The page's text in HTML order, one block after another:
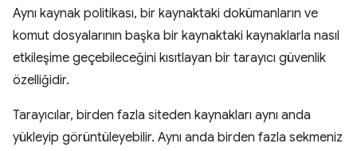
Aynı kaynak politikası, bir kaynaktaki dokümanların ve
komut dosyalarının başka bir kaynaktaki kaynaklarla nasıl
etkileşime geçebileceğini kısıtlayan bir tarayıcı güvenlik
özelliğidir.
Tarayıcılar, birden fazla siteden kaynakları aynı anda
yükleyip görüntüleyebilir. Aynı anda birden fazla sekmeniz